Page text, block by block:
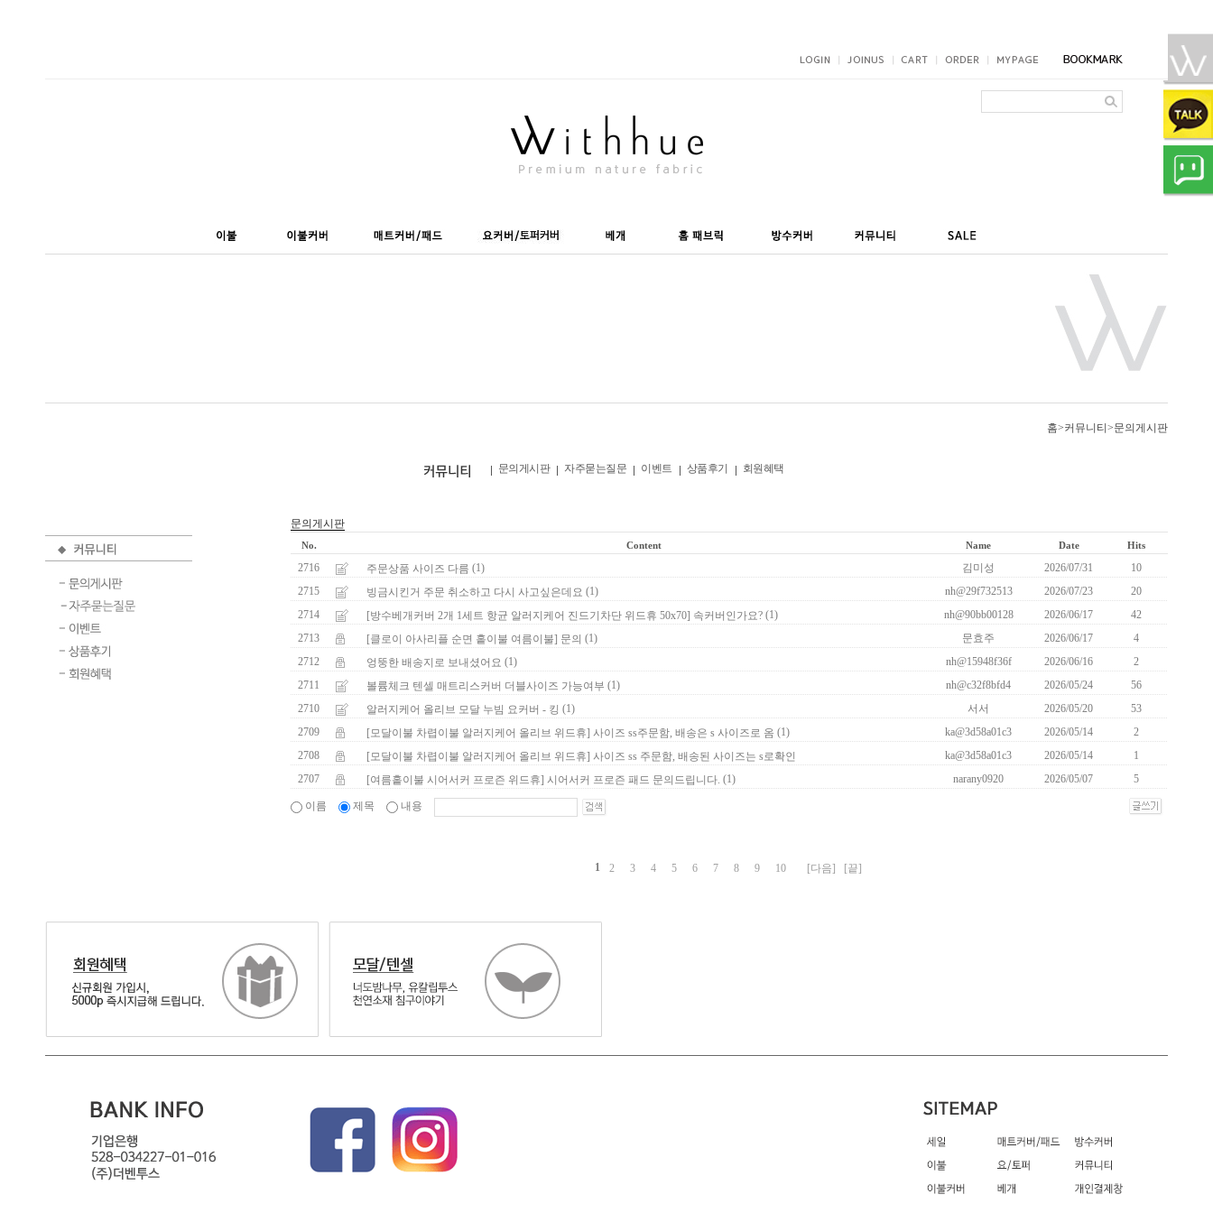
홈>커뮤니티>문의게시판
문의게시판 자주묻는질문 이벤트 상품후기 회원혜택
문의게시판
No. Content Name Date Hits
2716 주문상품 사이즈 다름 (1) 김미성 2026/07/31
10
2715
빙금시킨거 주문 취소하고 다시 사고싶은데요 (1) nh@29f732513 2026/07/23
20
2714
[방수베개커버 2개 1세트 항균 알러지케어 진드기차단 위드휴 50x70] 속커버인가요? (1) nh@90bb00128 2026/06/17
42
2713
[클로이 아사리플 순면 홑이불 여름이불] 문의 (1) 문효주 2026/06/17
4
2712
엉뚱한 배송지로 보내셨어요 (1) nh@15948f36f 2026/06/16
2
2711
볼륨체크 텐셀 매트리스커버 더블사이즈 가능여부 (1) nh@c32f8bfd4 2026/05/24
56
2710
알러지케어 올리브 모달 누빔 요커버 - 킹 (1) 서서 2026/05/20
53
2709
[모달이불 차렵이불 알러지케어 올리브 위드휴] 사이즈 ss주문함, 배송은 s 사이즈로 옴 (1) ka@3d58a01c3 2026/05/14
2
2708
[모달이불 차렵이불 알러지케어 올리브 위드휴] 사이즈 ss 주문함, 배송된 사이즈는 s로확인 ka@3d58a01c3 2026/05/14
1
2707
[여름홑이불 시어서커 프로즌 위드휴] 시어서커 프로즌 패드 문의드립니다. (1) narany0920 2026/05/07 5
이름 제목 내용
1 2 3 4 5 6 7 8 9 10 [다음] [끝]